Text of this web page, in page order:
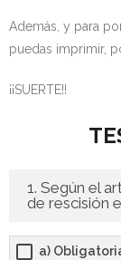
- - TEST de
- -
- -
Además, y para
puedas imprimir,
¡¡SUERTE!!
1. Según el
de rescisión
a)